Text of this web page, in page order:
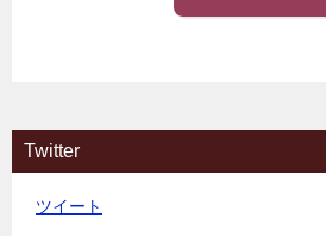
Twitter
ツイート